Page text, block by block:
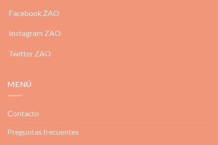
Facebook ZAO
Instagram ZAO
Twitter ZAO
MENÚ
Contacto
Preguntas frecuentes